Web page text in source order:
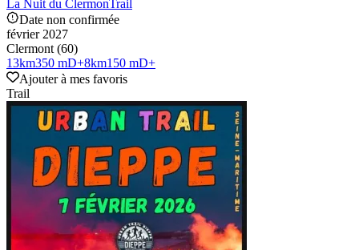
La Nuit du ClermonTrail
Date non confirmée
février 2027
Clermont (60)
13km350 mD+8km150 mD+
Ajouter à mes favoris
Trail